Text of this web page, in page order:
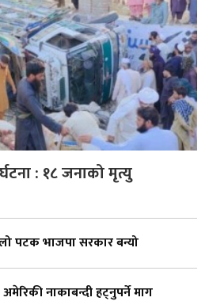
: १८ जनाको मृत्यु
पटक भाजपा सरकार बन्यो
अमेरिकी नाकाबन्दी हट्नुपर्ने माग